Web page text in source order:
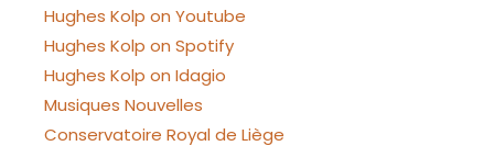
Hughes Kolp on Youtube
Hughes Kolp on Spotify
Hughes Kolp on Idagio
Musiques Nouvelles
Conservatoire Royal de Liège